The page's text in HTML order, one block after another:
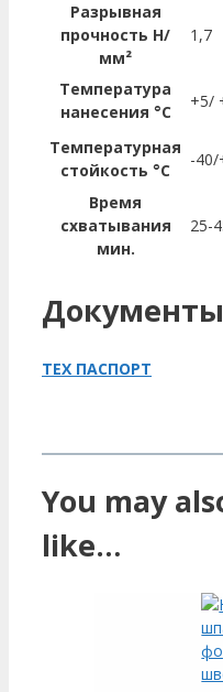
Разрывная
прочность Н/
мм²
1,7
Температура
нанесения °C
+5/
Температурная
стойкость °C
-40/
Время
схватывания
мин.
25-
Документы
ТЕХ ПАСПОРТ
You may
like…